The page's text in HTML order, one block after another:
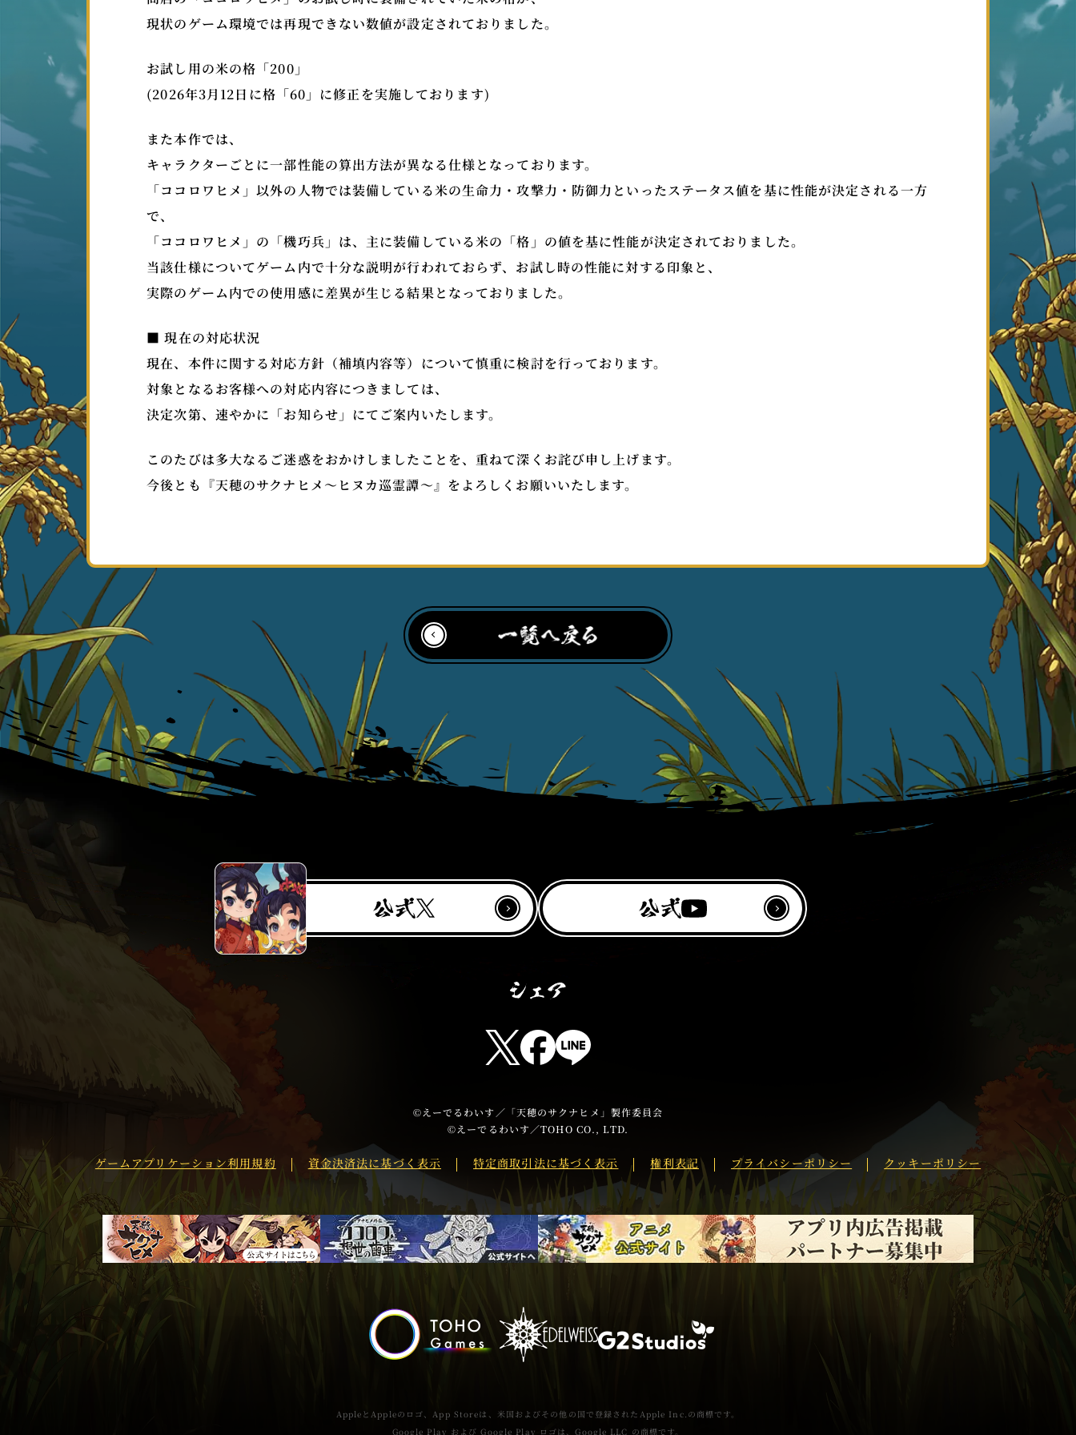
現状のゲーム環境では再現できない数値が設定されておりました。
お試し用の米の格「200」
(2026年3月12日に格「60」に修正を実施しております)
また本作では、
キャラクターごとに一部性能の算出方法が異なる仕様となっております。
「ココロワヒメ」以外の人物では装備している米の生命力・攻撃力・防御力といったステータス値を基に性能が決定される一方
で、
「ココロワヒメ」の「機巧兵」は、主に装備している米の「格」の値を基に性能が決定されておりました。
当該仕様についてゲーム内で十分な説明が行われておらず、お試し時の性能に対する印象と、
実際のゲーム内での使用感に差異が生じる結果となっておりました。
■ 現在の対応状況
現在、本件に関する対応方針（補填内容等）について慎重に検討を行っております。
対象となるお客様への対応内容につきましては、
決定次第、速やかに「お知らせ」にてご案内いたします。
このたびは多大なるご迷惑をおかけしましたことを、重ねて深くお詫び申し上げます。
今後とも『天穂のサクナヒメ～ヒヌカ巡霊譚～』をよろしくお願いいたします。
公
式
X
公
式
Y
o
T
w
t
t
r
s
h
a
r
F
a
e
b
o
s
h
a
e
L
E
s
a
r
e
©えーでるわいす／「天穂のサクナヒメ」製作委員会
©えーでるわいす／TOHO CO., LTD.
ゲームアプリケーション利用規約 資金決済法に基づく表示 特定商取引法に基づく表示 権利表記 プライバシーポリシー クッキーポリシー
AppleとAppleのロゴ、App Storeは、米国およびその他の国で登録されたApple Inc.の商標です。
Google Play および Google Play ロゴは、Google LLC の商標です。